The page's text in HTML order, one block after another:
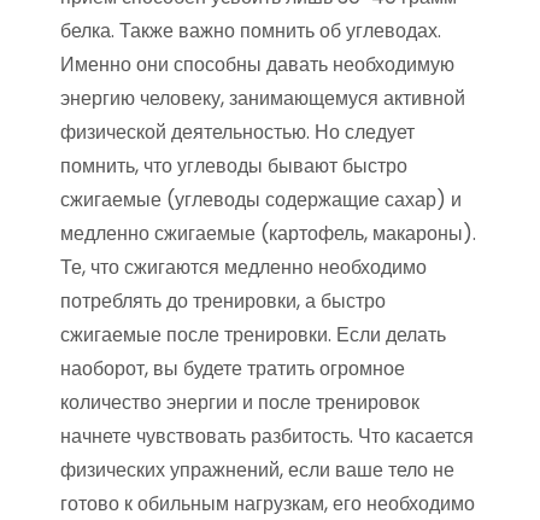
белка. Также важно помнить об углеводах.
Именно они способны давать необходимую
энергию человеку, занимающемуся активной
физической деятельностью. Но следует
помнить, что углеводы бывают быстро
сжигаемые (углеводы содержащие сахар) и
медленно сжигаемые (картофель, макароны).
Те, что сжигаются медленно необходимо
потреблять до тренировки, а быстро
сжигаемые после тренировки. Если делать
наоборот, вы будете тратить огромное
количество энергии и после тренировок
начнете чувствовать разбитость. Что касается
физических упражнений, если ваше тело не
готово к обильным нагрузкам, его необходимо